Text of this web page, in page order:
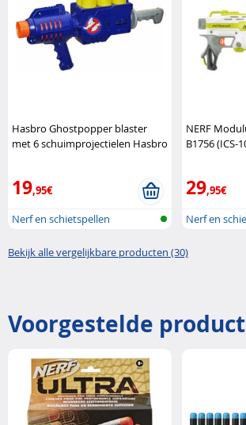
Hasbro Ghostpopper blaster
met 6 schuimprojectielen Hasbro
19,95€
Nerf en schietspellen
NERF
B1756 (ICS-
29,95€
Nerf en
Bekijk alle vergelijkbare producten (30)
Voorgestelde